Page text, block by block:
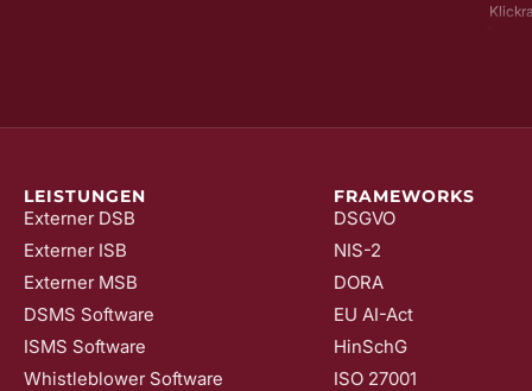
LEISTUNGEN
Externer DSB
Externer ISB
Externer MSB
DSMS Software
ISMS Software
Whistleblower Software
FRAMEWORKS
DSGVO
NIS-2
DORA
EU AI-Act
HinSchG
ISO 27001